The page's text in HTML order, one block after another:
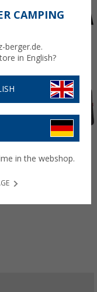
CAMPING
berger.de.
in English?
in the webshop.